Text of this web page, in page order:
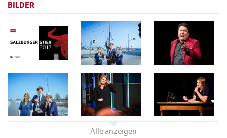
BILDER
Alle anzeigen